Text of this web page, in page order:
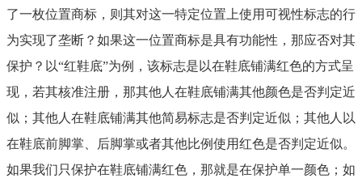
了一枚位置商标，则其对这一特定位置上使用可视性标志的行
为实现了垄断？如果这一位置商标是具有功能性，那应否对其
保护？以“红鞋底”为例，该标志是以在鞋底铺满红色的方式呈
现，若其核准注册，那其他人在鞋底铺满其他颜色是否判定近
似；其他人在鞋底铺满其他简易标志是否判定近似；其他人以
在鞋底前脚掌、后脚掌或者其他比例使用红色是否判定近似。
如果我们只保护在鞋底铺满红色，那就是在保护单一颜色；如